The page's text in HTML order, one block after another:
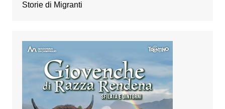
Storie di Migranti